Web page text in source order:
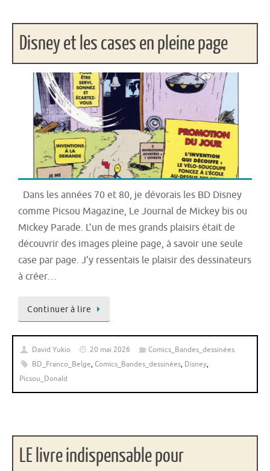
Disney et les cases en pleine page
Dans les années 70 et 80, je dévorais les BD Disney
comme Picsou Magazine, Le Journal de Mickey bis ou
Mickey Parade. L’un de mes grands plaisirs était de
découvrir des images pleine page, à savoir une seule
case par page. J’y ressentais le plaisir des dessinateurs
à créer…
Continuer à lire
David Yukio 20 mai 2026
Comics_Bandes_dessinées
BD_Franco_Belge,Comics_Bandes_dessinées, Disney,
Picsou_Donald
LE livre indispensable pour